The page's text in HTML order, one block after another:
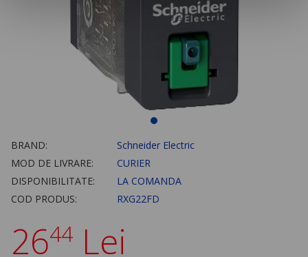
BRAND:
Schneider Electric
MOD DE LIVRARE:
CURIER
DISPONIBILITATE:
LA COMANDA
COD PRODUS:
RXG22FD
2644 Lei